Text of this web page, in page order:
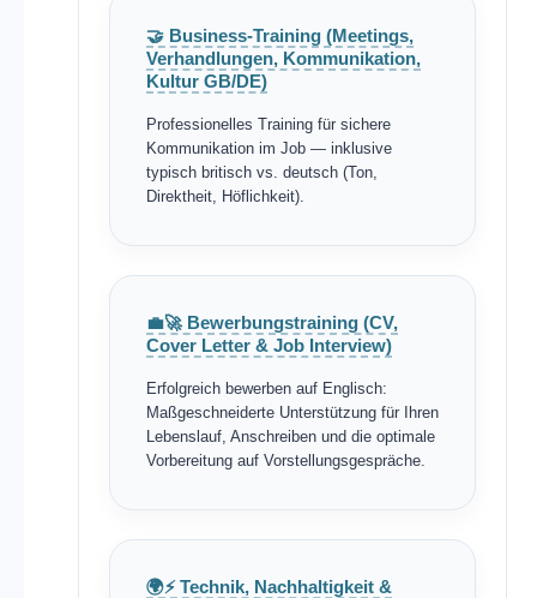
🤝 Business-Training (Meetings,
Verhandlungen, Kommunikation,
Kultur GB/DE)
Professionelles Training für sichere
Kommunikation im Job — inklusive
typisch britisch vs. deutsch (Ton,
Direktheit, Höflichkeit).
💼🚀 Bewerbungstraining (CV,
Cover Letter & Job Interview)
Erfolgreich bewerben auf Englisch:
Maßgeschneiderte Unterstützung für Ihren
Lebenslauf, Anschreiben und die optimale
Vorbereitung auf Vorstellungsgespräche.
🌍⚡ Technik, Nachhaltigkeit &